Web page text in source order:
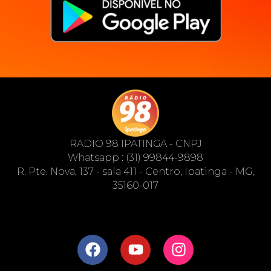
RADIO 98 IPATINGA - CNPJ
Whatsapp : (31) 99844-9898
R. Pte. Nova, 137 - sala 411 - Centro, Ipatinga - MG,
35160-017